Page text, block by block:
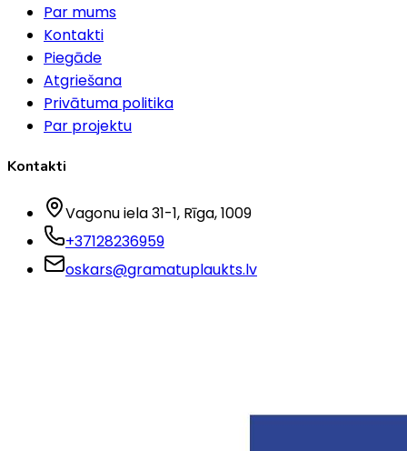
Par mums
Kontakti
Piegāde
Atgriešana
Privātuma politika
Par projektu
Kontakti
Vagonu iela 31-1, Rīga, 1009
+37128236959
oskars@gramatuplaukts.lv